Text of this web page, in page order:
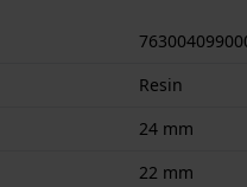
Resin
24 mm
22 mm